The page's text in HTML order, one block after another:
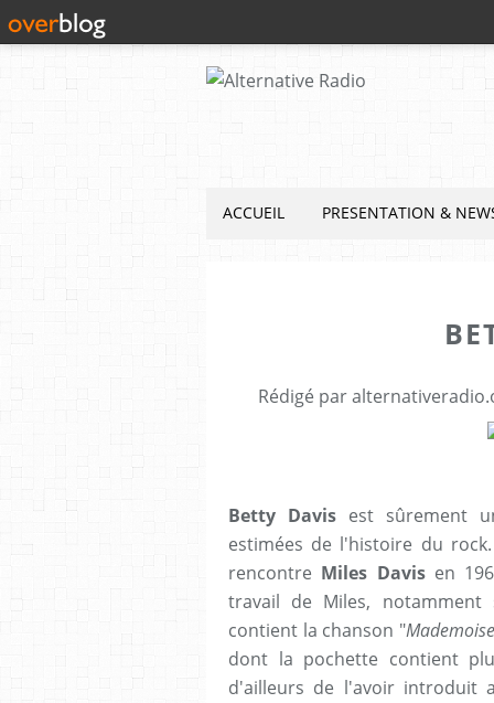
ACCUEIL PRESENTATION &
Rédigé par
Betty Davis est sûrement
estimées de l'histoire du
rencontre Miles Davisen
travail de Miles,
contient la chanson "
dont la pochette contient
d'ailleurs de l'avoir introduit